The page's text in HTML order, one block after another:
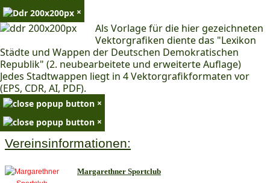
×
Als Vorlage für die hier gezeichneten
Vektorgrafiken diente das "Lexikon
Städte und Wappen der Deutschen Demokratischen
Republik" (2. neubearbeitete und erweiterte Auflage)
Jedes Stadtwappen liegt in 4 Vektorgrafikformaten vor
(EPS, CDR, AI, PDF).
×
×
Vereinsinformationen:
Margarethner Sportclub